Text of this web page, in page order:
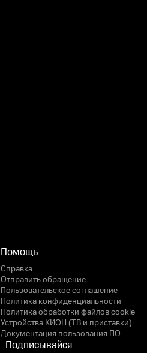
Помощь
Справка
Отправить обращение
Пользовательское соглашение
Политика конфиденциальности
Политика обработки файлов cookie
Устройства КИОН (ТВ и приставки)
Документация пользования ПО
Подписывайся